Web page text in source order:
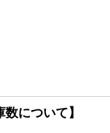
数について】